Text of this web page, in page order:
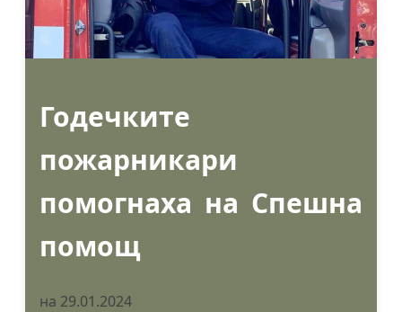
Годечките
пожарникари
помогнаха на Спешна
помощ
на 29.01.2024